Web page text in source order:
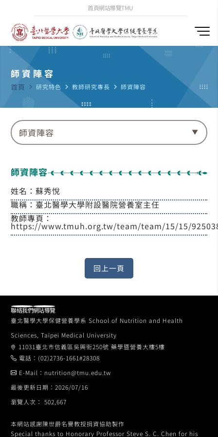
首頁網站導覽TMU
師資陣容
首頁 navigate_next 研究特色 navigate_next 教師研究專長 navigate_next 師資陣容
師資陣容
師資陣容
姓名：蘇秀悅
職稱：臺北醫學大學附設醫院營養室主任
教師專頁：
https://www.tmuh.org.tw/team/team/15/15/
臺北醫學大學保健營養學系 School of Nutrition and Health
Sciences, Taipei Medical University
11031臺北市信義區吳興街250號 藥學暨營養大樓5樓
電話：(02)2736-1661#28308
瀏覽人次： 502,667
E-Mail：nutrition@tmu.edu.tw
最後更新日期：2026/07/16
聯絡我們網站導覽
本網站感謝陳世爵名譽教授捐資協助製作
Special thanks to Honorary Professor Steve S. C. Chen for his